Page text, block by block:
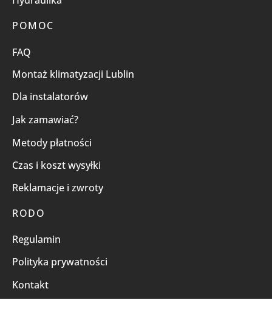
POMOC
FAQ
Montaż klimatyzacji Lublin
Dla instalatorów
Jak zamawiać?
Metody płatności
Czas i koszt wysyłki
Reklamacje i zwroty
RODO
Regulamin
Polityka prywatności
Kontakt